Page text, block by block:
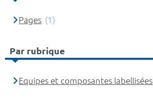
Pages (1)
Par rubrique
Equipes et composantes labellisées